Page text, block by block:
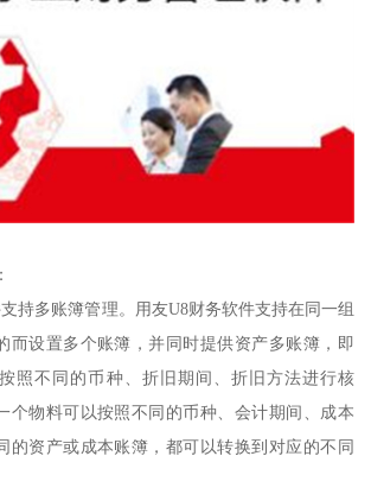
持多账簿管理。用友U8财务软件支持在同一组
而设置多个账簿，并同时提供资产多账簿，即
照不同的币种、折旧期间、折旧方法进行核
个物料可以按照不同的币种、会计期间、成本
的资产或成本账簿，都可以转换到对应的不同